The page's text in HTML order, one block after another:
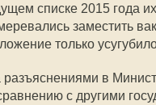
списке 2015 года
заместить
только
разъяснениями в
с другими